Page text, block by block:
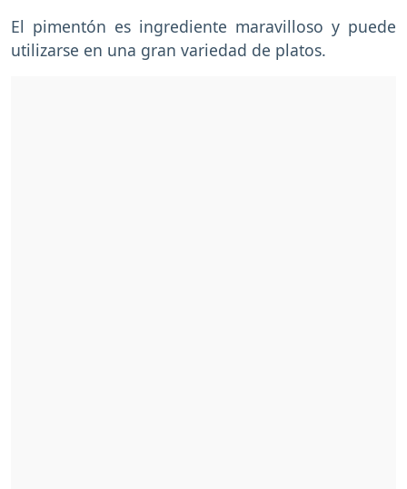
El pimentón es ingrediente maravilloso y puede
utilizarse en una gran variedad de platos.